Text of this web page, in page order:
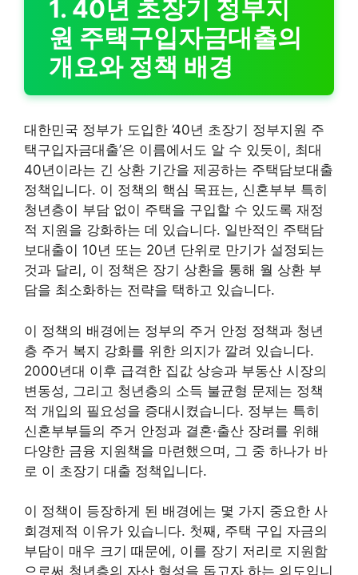
1. 40년 초장기 정부지
원 주택구입자금대출의
개요와 정책 배경
대한민국 정부가 도입한 ’40년 초장기 정부지원 주
택구입자금대출’은 이름에서도 알 수 있듯이, 최대
40년이라는 긴 상환 기간을 제공하는 주택담보대출
정책입니다. 이 정책의 핵심 목표는, 신혼부부 특히
청년층이 부담 없이 주택을 구입할 수 있도록 재정
적 지원을 강화하는 데 있습니다. 일반적인 주택담
보대출이 10년 또는 20년 단위로 만기가 설정되는
것과 달리, 이 정책은 장기 상환을 통해 월 상환 부
담을 최소화하는 전략을 택하고 있습니다.
이 정책의 배경에는 정부의 주거 안정 정책과 청년
층 주거 복지 강화를 위한 의지가 깔려 있습니다.
2000년대 이후 급격한 집값 상승과 부동산 시장의
변동성, 그리고 청년층의 소득 불균형 문제는 정책
적 개입의 필요성을 증대시켰습니다. 정부는 특히
신혼부부들의 주거 안정과 결혼·출산 장려를 위해
다양한 금융 지원책을 마련했으며, 그 중 하나가 바
로 이 초장기 대출 정책입니다.
이 정책이 등장하게 된 배경에는 몇 가지 중요한 사
회경제적 이유가 있습니다. 첫째, 주택 구입 자금의
부담이 매우 크기 때문에, 이를 장기 저리로 지원함
으로써 청년층의 자산 형성을 돕고자 하는 의도입니